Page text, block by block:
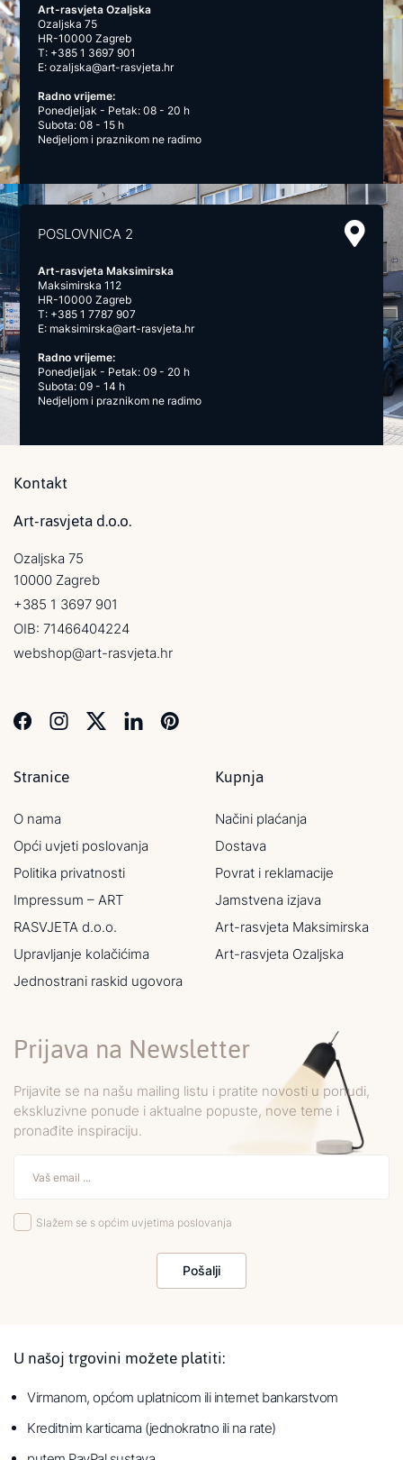
Art-rasvjeta Ozaljska
Ozaljska 75
HR-10000 Zagreb
T: +385 1 3697 901
E:ozaljska@art-rasvjeta.hr
Radno vrijeme:
Ponedjeljak - Petak: 08 - 20 h
Subota: 08 - 15 h
Nedjeljom i praznikom ne radimo
POSLOVNICA 2
Art-rasvjeta Maksimirska
Maksimirska 112
HR-10000 Zagreb
T: +385 1 7787 907
E: maksimirska@art-rasvjeta.hr
Radno vrijeme:
Ponedjeljak - Petak: 09 - 20 h
Subota: 09 - 14 h
Nedjeljom i praznikom ne radimo
Kontakt
Art-rasvjeta d.o.o.
Ozaljska 75
10000 Zagreb
+385 1 3697 901
OIB: 71466404224
webshop@art-rasvjeta.hr
Stranice
O nama
Opći uvjeti poslovanja
Politika privatnosti
Impressum – ART
RASVJETA d.o.o.
Upravljanje kolačićima
Jednostrani raskid ugovora
Kupnja
Načini plaćanja
Dostava
Povrat i reklamacije
Jamstvena izjava
Art-rasvjeta Maksimirska
Art-rasvjeta Ozaljska
Prijava na Newsletter
Prijavite se na našu mailing listu i pratite novosti u ponudi,
ekskluzivne ponude i aktualne popuste, nove teme i
pronađite inspiraciju.
Slažem se s općim uvjetima poslovanja
Pošalji
U našoj trgovini možete platiti:
Virmanom, općom uplatnicom ili internet bankarstvom
Kreditnim karticama (jednokratno ili na rate)